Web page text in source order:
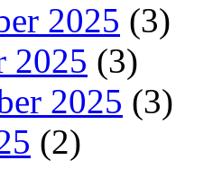
2025 (3)
2025 (3)
2025 (3)
(2)